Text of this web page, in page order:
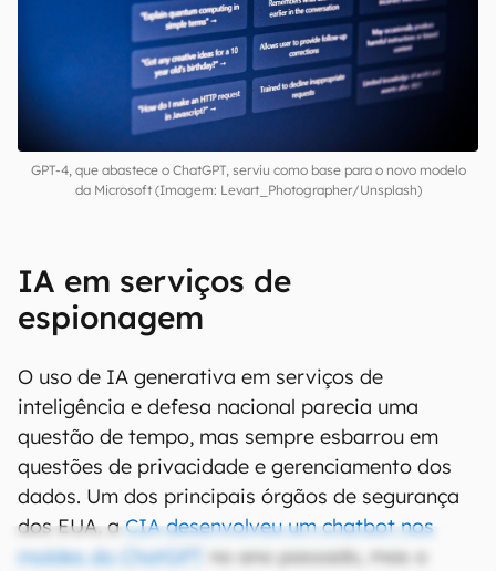
GPT-4, que abastece o ChatGPT, serviu como base para o novo modelo
da Microsoft (Imagem: Levart_Photographer/Unsplash)
IA em serviços de
espionagem
O uso de IA generativa em serviços de
inteligência e defesa nacional parecia uma
questão de tempo, mas sempre esbarrou em
questões de privacidade e gerenciamento dos
dados. Um dos principais órgãos de segurança
dos EUA, aCIA desenvolveu um chatbot nos
moldes do ChatGPT
no ano passado, mas o